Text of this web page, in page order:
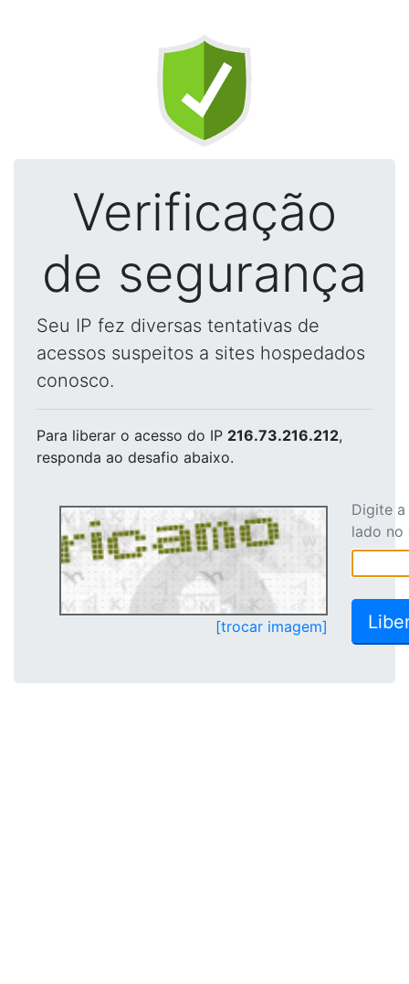
Verificação
de segurança
Seu IP fez diversas tentativas de
acessos suspeitos a sites hospedados
conosco.
Para liberar o acesso do IP 216.73.216.212,
responda ao desafio abaixo.
[trocar imagem]
Digite
lado no